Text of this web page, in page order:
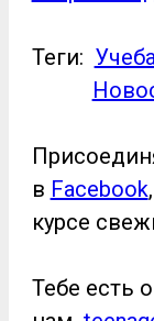
Теги:
в Facebook,
курсе
Тебе есть